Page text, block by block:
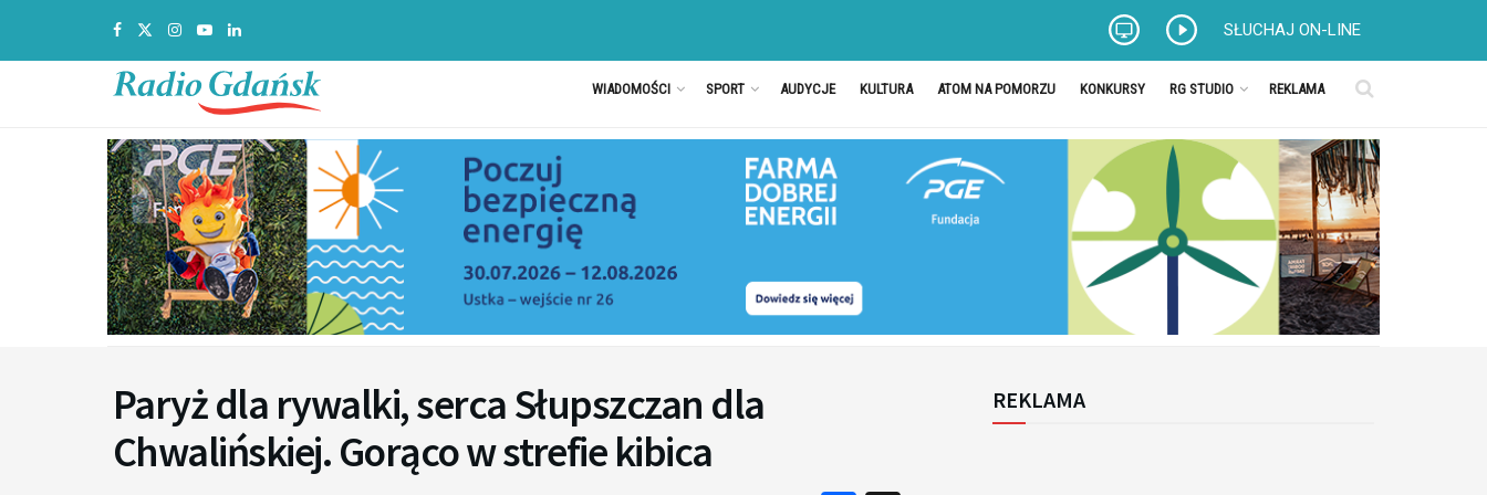
SŁUCHAJ ON-LINE
WIADOMOŚCI SPORT AUDYCJE KULTURA ATOM NA POMORZU KONKURSY RG STUDIO REKLAMA
Paryż dla rywalki, serca Słupszczan dla
Chwalińskiej. Gorąco w strefie kibica
REKLAMA